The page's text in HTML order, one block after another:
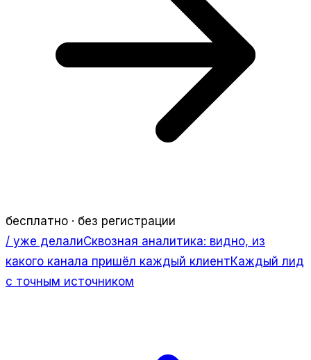
бесплатно · без регистрации
/ уже делалиСквозная аналитика: видно, из
какого канала пришёл каждый клиентКаждый лид
с точным источником